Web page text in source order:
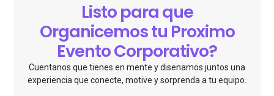
Listo para que
Organicemos tu Proximo
Evento Corporativo?
Cuentanos que tienes en mente y disenamos juntos una
experiencia que conecte, motive y sorprenda a tu equipo.